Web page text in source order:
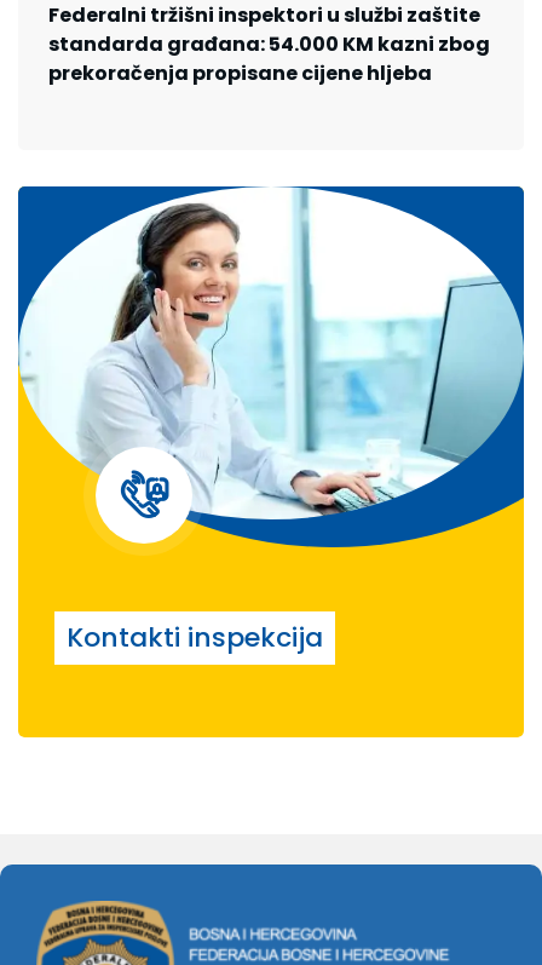
Federalni tržišni inspektori u službi zaštite
standarda građana: 54.000 KM kazni zbog
prekoračenja propisane cijene hljeba
Kontakti inspekcija